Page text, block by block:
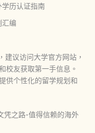
历认证指南
汇编
建议访问大学官方网站，
校友获取第一手信息。
供个性化的留学规划和
之路-值得信赖的海外